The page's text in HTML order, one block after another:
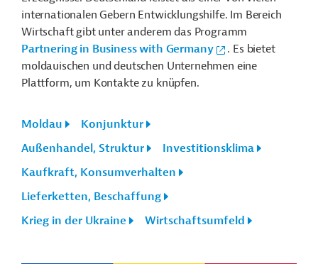
internationalen Gebern Entwicklungshilfe. Im Bereich
Wirtschaft gibt unter anderem das Programm
Partnering in Business with Germany
. Es bietet
moldauischen und deutschen Unternehmen eine
Plattform, um Kontakte zu knüpfen.
Moldau
Konjunktur
Außenhandel, Struktur
Investitionsklima
Kaufkraft, Konsumverhalten
Lieferketten, Beschaffung
Krieg in der Ukraine
Wirtschaftsumfeld